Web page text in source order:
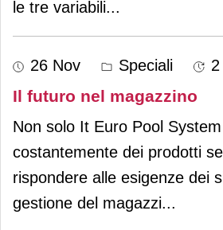
le tre variabili...
26 Nov Speciali
Il futuro nel magazzino
Non solo It Euro Pool
costantemente dei prodotti
rispondere alle esigenze dei
gestione del magazzi...